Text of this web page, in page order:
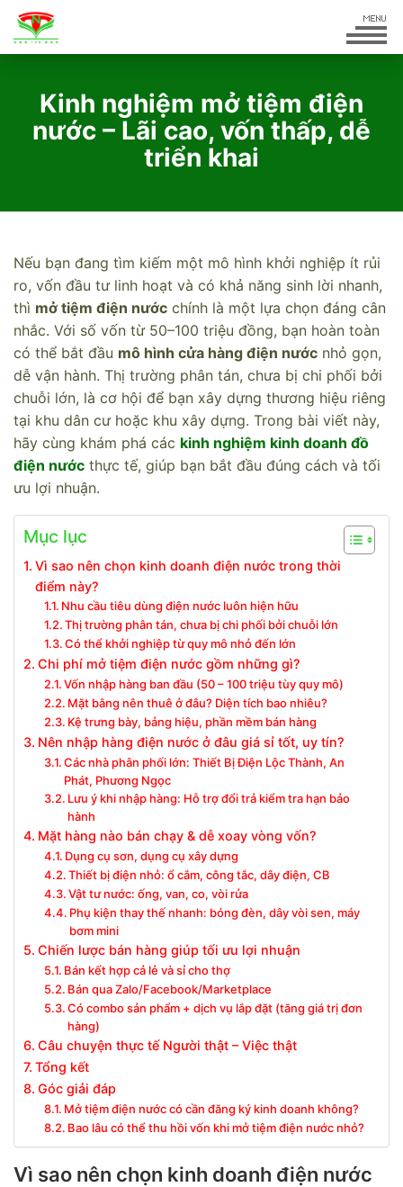
Kinh nghiệm mở tiệm điện
nước – Lãi cao, vốn thấp, dễ
triển khai
Nếu bạn đang tìm kiếm một mô hình khởi nghiệp ít rủi
ro, vốn đầu tư linh hoạt và có khả năng sinh lời nhanh,
thì mở tiệm điện nước chính là một lựa chọn đáng cân
nhắc. Với số vốn từ 50–100 triệu đồng, bạn hoàn toàn
có thể bắt đầu mô hình cửa hàng điện nước nhỏ gọn,
dễ vận hành. Thị trường phân tán, chưa bị chi phối bởi
chuỗi lớn, là cơ hội để bạn xây dựng thương hiệu riêng
tại khu dân cư hoặc khu xây dựng. Trong bài viết này,
hãy cùng khám phá các kinh nghiệm kinh doanh đồ
điện nước thực tế, giúp bạn bắt đầu đúng cách và tối
ưu lợi nhuận.
Mục lục
Vì sao nên chọn kinh doanh điện nước trong thời
điểm này?
Nhu cầu tiêu dùng điện nước luôn hiện hữu
Thị trường phân tán, chưa bị chi phối bởi chuỗi lớn
Có thể khởi nghiệp từ quy mô nhỏ đến lớn
Chi phí mở tiệm điện nước gồm những gì?
Vốn nhập hàng ban đầu (50 – 100 triệu tùy quy mô)
Mặt bằng nên thuê ở đâu? Diện tích bao nhiêu?
Kệ trưng bày, bảng hiệu, phần mềm bán hàng
Nên nhập hàng điện nước ở đâu giá sỉ tốt, uy tín?
Các nhà phân phối lớn: Thiết Bị Điện Lộc Thành, An
Phát, Phương Ngọc
Lưu ý khi nhập hàng: Hỗ trợ đổi trả kiểm tra hạn bảo
hành
Mặt hàng nào bán chạy & dễ xoay vòng vốn?
Dụng cụ sơn, dụng cụ xây dựng
Thiết bị điện nhỏ: ổ cắm, công tắc, dây điện, CB
Vật tư nước: ống, van, co, vòi rửa
Phụ kiện thay thế nhanh: bóng đèn, dây vòi sen, máy
bơm mini
Chiến lược bán hàng giúp tối ưu lợi nhuận
Bán kết hợp cả lẻ và sỉ cho thợ
Bán qua Zalo/Facebook/Marketplace
Có combo sản phẩm + dịch vụ lắp đặt (tăng giá trị đơn
hàng)
Câu chuyện thực tế Người thật – Việc thật
Tổng kết
Góc giải đáp
Mở tiệm điện nước có cần đăng ký kinh doanh không?
Bao lâu có thể thu hồi vốn khi mở tiệm điện nước nhỏ?
Vì sao nên chọn kinh doanh điện nước